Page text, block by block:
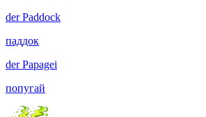
derPaddock
паддок
derPapagei
попугай